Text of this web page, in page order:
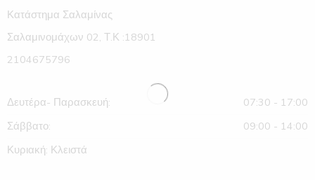
Κατάστημα Σαλαμίνας
Σαλαμινομάχων 02, Τ.Κ :18901
2104675796
Δευτέρα- Παρασκευή:
07:30 - 17:00
Σάββατο:
09:00 - 14:00
Κυριακή: Κλειστά